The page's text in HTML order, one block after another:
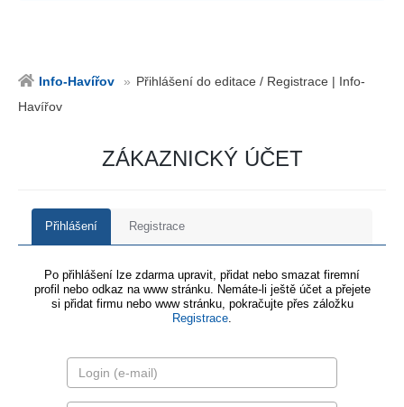
Info-Havířov
Přihlášení do editace / Registrace | Info-
Havířov
ZÁKAZNICKÝ ÚČET
Přihlášení Registrace
Po přihlášení lze zdarma upravit, přidat nebo smazat firemní
profil nebo odkaz na www stránku. Nemáte-li ještě účet a přejete
si přidat firmu nebo www stránku, pokračujte přes záložku
Registrace.